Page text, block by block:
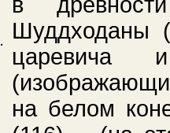
Шуддходаны
на белом